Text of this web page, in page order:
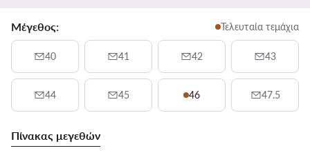
Μέγεθος: Τελευταία τεμάχια
40 41 42 43
44 45 46 47.5
Πίνακας μεγεθών